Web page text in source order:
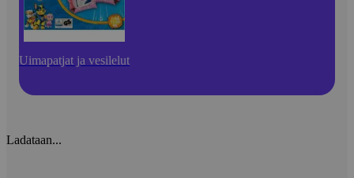
Uimapatjat ja vesilelut
Ladataan...